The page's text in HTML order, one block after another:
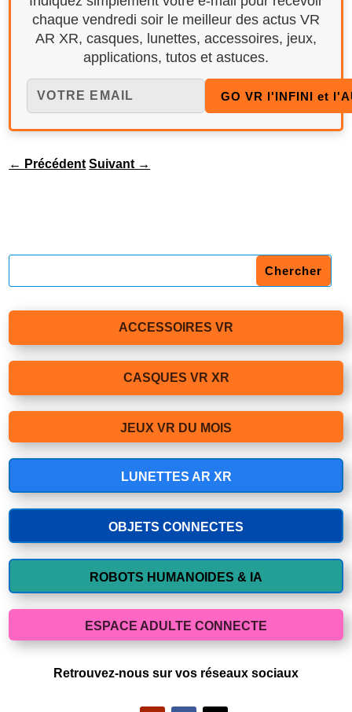
chaque vendredi soir le meilleur des actus VR
AR XR, casques, lunettes, accessoires, jeux,
applications, tutos et astuces.
← Précédent Suivant →
ACCESSOIRES VR
CASQUES VR XR
JEUX VR DU MOIS
LUNETTES AR XR
OBJETS CONNECTES
ROBOTS HUMANOIDES & IA
ESPACE ADULTE CONNECTE
Retrouvez-nous sur vos réseaux sociaux